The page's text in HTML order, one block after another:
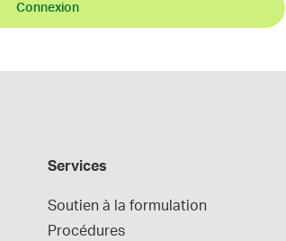
Connexion
Services
Soutien à la formulation
Procédures